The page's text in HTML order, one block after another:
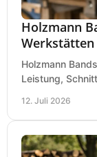
Holzmann
Werkstätten
Holzmann
Leistung,
12. Juli 2026